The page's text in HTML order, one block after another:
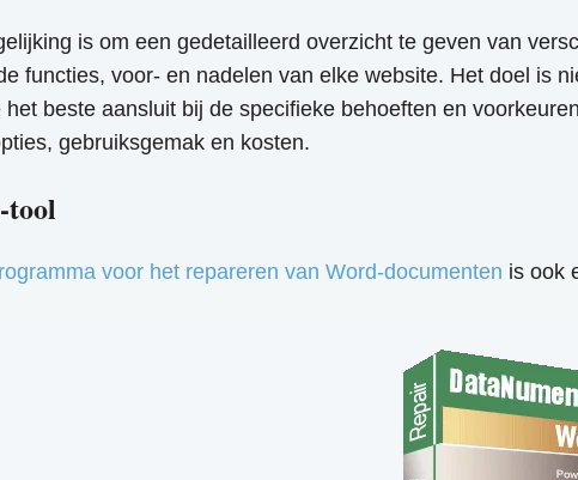
is om een ​​gedetailleerd overzicht te geven van
functies, voor- en nadelen van elke website. Het doel is
beste aansluit bij de specifieke behoeften en
gebruiksgemak en kosten.
tool
voor het repareren van Word-documenten is ook